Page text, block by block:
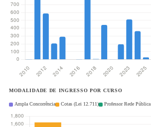
MODALIDADE DE INGRESSO POR CURSO
Ampla Concorrência Cotas (Lei 12.711) Professor Rede Pública